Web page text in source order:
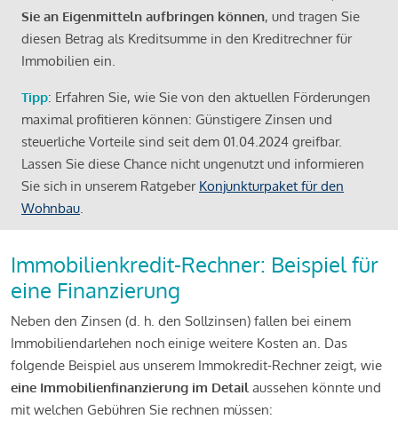
Sie an Eigenmitteln aufbringen können, und tragen Sie
diesen Betrag als Kreditsumme in den Kreditrechner für
Immobilien ein.
Tipp: Erfahren Sie, wie Sie von den aktuellen Förderungen
maximal profitieren können: Günstigere Zinsen und
steuerliche Vorteile sind seit dem 01.04.2024 greifbar.
Lassen Sie diese Chance nicht ungenutzt und informieren
Sie sich in unserem Ratgeber Konjunkturpaket für den
Wohnbau.
Immobilienkredit-Rechner: Beispiel für
eine Finanzierung
Neben den Zinsen (d. h. den Sollzinsen) fallen bei einem
Immobiliendarlehen noch einige weitere Kosten an. Das
folgende Beispiel aus unserem Immokredit-Rechner zeigt, wie
eine Immobilienfinanzierung im Detail aussehen könnte und
mit welchen Gebühren Sie rechnen müssen: